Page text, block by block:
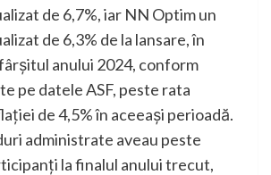
de 6,7%, iar NN Optim un
de 6,3% de la lansare, în
anului 2024, conform
pe datele ASF, peste rata
de 4,5% în aceeași perioadă.
administrate aveau peste
la finalul anului trecut,